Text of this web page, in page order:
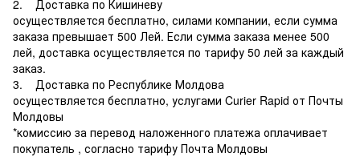
2. Доставка по Кишиневу
осуществляется бесплатно, силами компании, если сумма
заказа превышает 500 Лей. Если сумма заказа менее 500
лей, доставка осуществляется по тарифу 50 лей за каждый
заказ.
3. Доставка по Республике Молдова
осуществляется бесплатно, услугами Curier Rapid от Почты
Молдовы
*комиссию за перевод наложенного платежа оплачивает
покупатель , согласно тарифу Почта Молдовы